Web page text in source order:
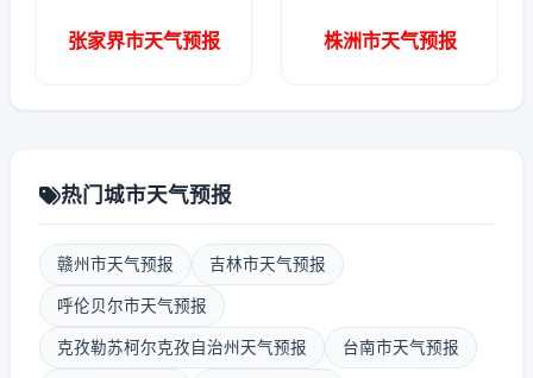
张家界市天气预报 株洲市天气预报
热门城市天气预报
赣州市天气预报 吉林市天气预报
呼伦贝尔市天气预报
克孜勒苏柯尔克孜自治州天气预报 台南市天气预报